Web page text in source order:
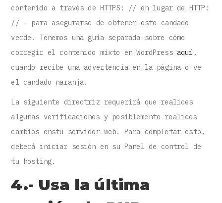
contenido a través de HTTPS: // en lugar de HTTP:
// – para asegurarse de obtener este candado
verde. Tenemos una guía separada sobre cómo
corregir el contenido mixto en WordPress aquí ,
cuando recibe una advertencia en la página o ve
el candado naranja.
La siguiente directriz requerirá que realices
algunas verificaciones y posiblemente realices
cambios enstu servidor web. Para completar esto,
deberá iniciar sesión en su Panel de control de
tu hosting.
4.- Usa la última